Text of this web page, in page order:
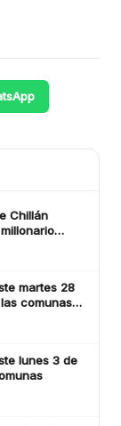
Chillán
reciente
martes 28
comunas y
lunes 3 de